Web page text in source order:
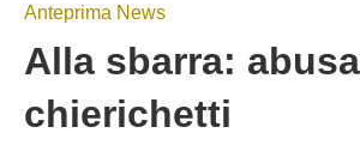
Anteprima News
Alla sbarra:
chierichetti